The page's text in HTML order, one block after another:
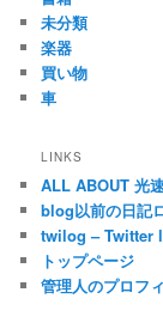
未分類
楽器
買い物
車
LINKS
ALL ABOUT 光
blog以前の日記
twilog – Twitter
トップページ
管理人のプロフ